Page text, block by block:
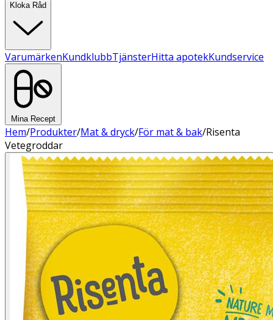
Kloka Råd
VarumärkenKundklubbTjänsterHitta apotekKundservice
Mina Recept
Hem/Produkter/Mat & dryck/För mat & bak/Risenta
Vetegroddar